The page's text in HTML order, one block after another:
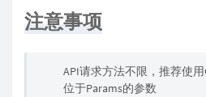
注意事项
API请求方法不限，推荐使
位于Params的参数